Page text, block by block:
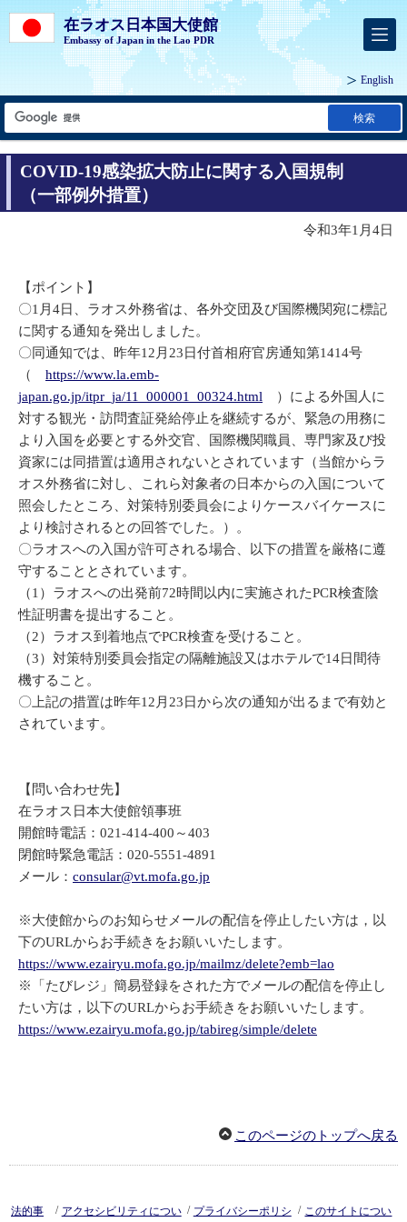
在ラオス日本国大使館
Embassy of Japan in the Lao PDR
English
検索
COVID-19感染拡大防止に関する入国規制
（一部例外措置）
令和3年1月4日
【ポイント】
〇1月4日、ラオス外務省は、各外交団及び国際機関宛に標記
に関する通知を発出しました。
〇同通知では、昨年12月23日付首相府官房通知第1414号
（ https://www.la.emb-
japan.go.jp/itpr_ja/11_000001_00324.html ）による外国人に
対する観光・訪問査証発給停止を継続するが、緊急の用務に
より入国を必要とする外交官、国際機関職員、専門家及び投
資家には同措置は適用されないとされています（当館からラ
オス外務省に対し、これら対象者の日本からの入国について
照会したところ、対策特別委員会によりケースバイケースに
より検討されるとの回答でした。）。
〇ラオスへの入国が許可される場合、以下の措置を厳格に遵
守することとされています。
（1）ラオスへの出発前72時間以内に実施されたPCR検査陰
性証明書を提出すること。
（2）ラオス到着地点でPCR検査を受けること。
（3）対策特別委員会指定の隔離施設又はホテルで14日間待
機すること。
〇上記の措置は昨年12月23日から次の通知が出るまで有効と
されています。
【問い合わせ先】
在ラオス日本大使館領事班
開館時電話：021-414-400～403
閉館時緊急電話：020-5551-4891
メール： consular@vt.mofa.go.jp
※大使館からのお知らせメールの配信を停止したい方は，以
下のURLからお手続きをお願いいたします。
https://www.ezairyu.mofa.go.jp/mailmz/delete?emb=lao
※「たびレジ」簡易登録をされた方でメールの配信を停止し
たい方は，以下のURLからお手続きをお願いいたします。
https://www.ezairyu.mofa.go.jp/tabireg/simple/delete
このページのトップへ戻る
法的事 / アクセシビリティについ / プライバシーポリシ / このサイトについ